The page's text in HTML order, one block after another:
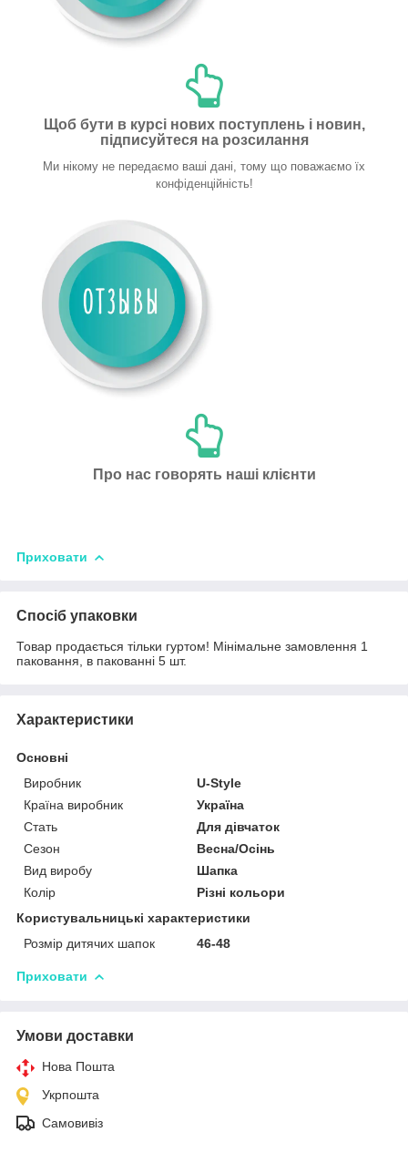
Щоб бути в курсі нових поступлень і новин,
підписуйтеся на розсилання
Ми нікому не передаємо ваші дані, тому що поважаємо їх
конфіденційність!
Про нас говорять наші клієнти
Приховати
Спосіб упаковки
Товар продається тільки гуртом! Мінімальне замовлення 1
паковання, в пакованні 5 шт.
Характеристики
Основні
Виробник
U-Style
Країна виробник
Україна
Стать
Для дівчаток
Сезон
Весна/Осінь
Вид виробу
Шапка
Колір
Різні кольори
Користувальницькі характеристики
Розмір дитячих шапок
46-48
Приховати
Умови доставки
Нова Пошта
Укрпошта
Самовивіз